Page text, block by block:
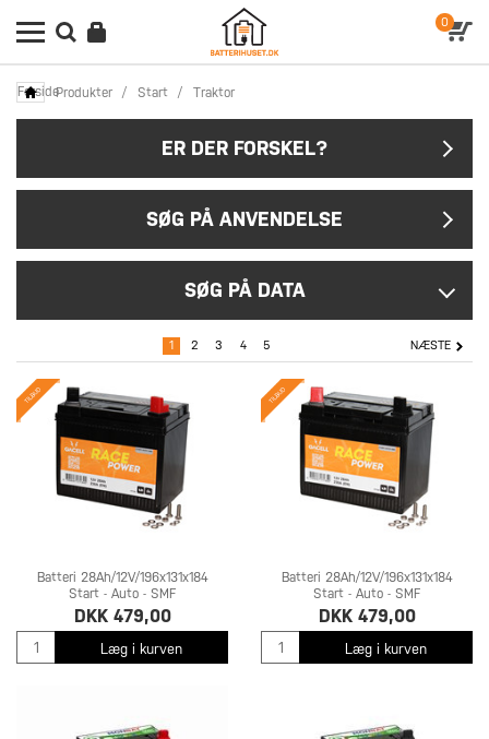
0
ForsideProdukter / Start / Traktor
ER DER FORSKEL?
SØG PÅ ANVENDELSE
SØG PÅ DATA
NÆSTE
1 2 3 4 5
Batteri 28Ah/12V/196x131x184
Start - Auto - SMF
DKK 479,00
Læg i kurven
Batteri 28Ah/12V/196x131x184
Start - Auto - SMF
DKK 479,00
Læg i kurven